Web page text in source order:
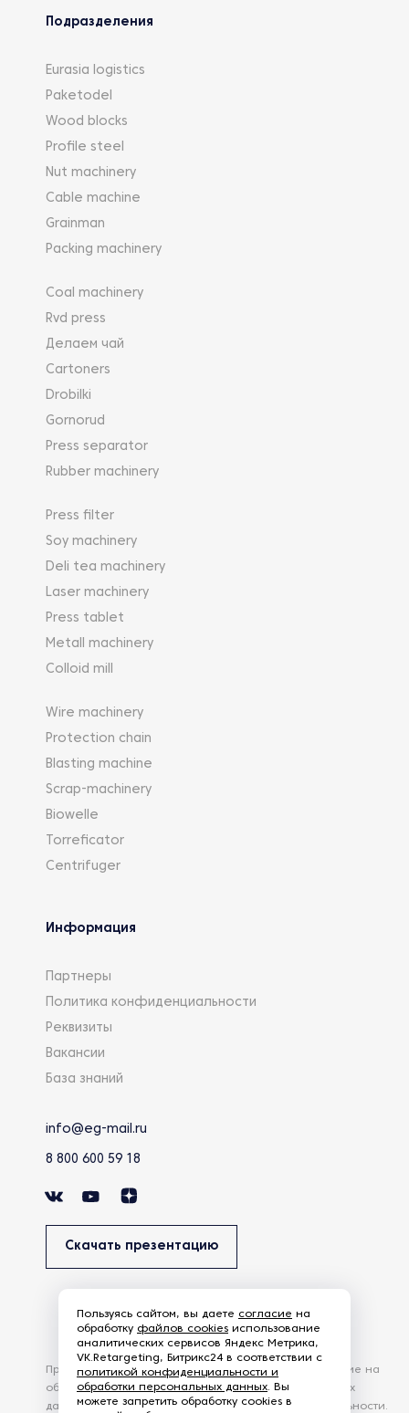
Подразделения
Eurasia logistics
Paketodel
Wood blocks
Profile steel
Nut machinery
Cable machine
Grainman
Packing machinery
Coal machinery
Rvd press
Делаем чай
Cartoners
Drobilki
Gornorud
Press separator
Rubber machinery
Press filter
Soy machinery
Deli tea machinery
Laser machinery
Press tablet
Metall machinery
Colloid mill
Wire machinery
Protection chain
Blasting machine
Scrap-machinery
Biowelle
Torreficator
Centrifuger
Информация
Партнеры
Политика конфиденциальности
Реквизиты
Вакансии
База знаний
info@eg-mail.ru
8 800 600 59 18
Скачать презентацию
Продолжая использовать наш сайт, вы даете согласие на
обработку файлов Cookies и других пользовательских
данных, в соответствии сПолитикой конфиденциальности.
Пользуясь сайтом, вы даете согласие на
обработку файлов cookies использование
аналитических сервисов Яндекс Метрика,
VK.Retargeting, Битрикс24 в соответствии с
политикой конфиденциальности и
обработки персональных данных. Вы
можете запретить обработку cookies в